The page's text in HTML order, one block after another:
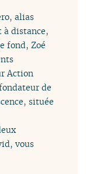
alias
à distance,
fond, Zoé
Action
de
située
vous